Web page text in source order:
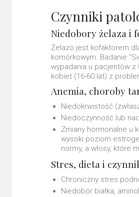
Czynniki
Niedobory żelaza i
Żelazo jest kofaktorem
komórkowym. Badanie
wypadania u pacjentów z
kobiet (16-60 lat) z
Anemia, choroby
Niedokrwistość
Niedoczynność lub
Zmiany hormonalne u
wysoki poziom
normy, a włosy, które
Stres, dieta i
Chroniczny stres
Niedobór białka,